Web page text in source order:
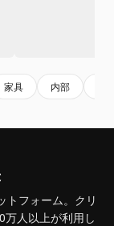
家具 内部
トフォーム。クリ
人以上が利用し